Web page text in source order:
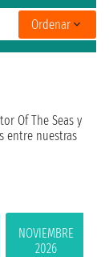
Ordenar
Of The Seas y
entre nuestras
NOVIEMBRE
2026